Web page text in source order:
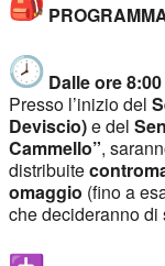
Dalle ore
Presso l’inizio del
Deviscio)e del
Cammello”,
distribuite
omaggio (fino a
che decideranno di